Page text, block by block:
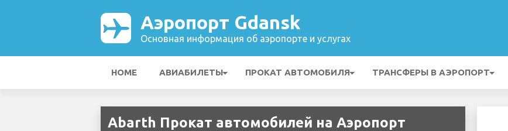
Аэропорт Gdansk
Основная информация об аэропорте и услугах
HOME АВИАБИЛЕТЫ ПРОКАТ АВТОМОБИЛЯ ТРАНСФЕРЫ В АЭРОПОРТ
Abarth Прокат автомобилей на Аэропорт